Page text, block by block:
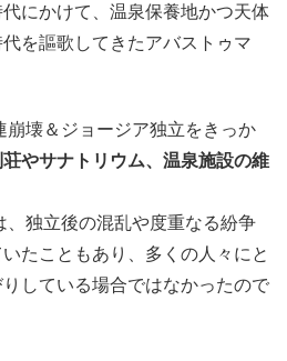
にかけて、温泉保養地かつ天体
を謳歌してきたアバストゥマ
崩壊＆ジョージア独立をきっか
荘やサナトリウム、温泉施設の維
、独立後の混乱や度重なる紛争
たこともあり、多くの人々にと
している場合ではなかったので